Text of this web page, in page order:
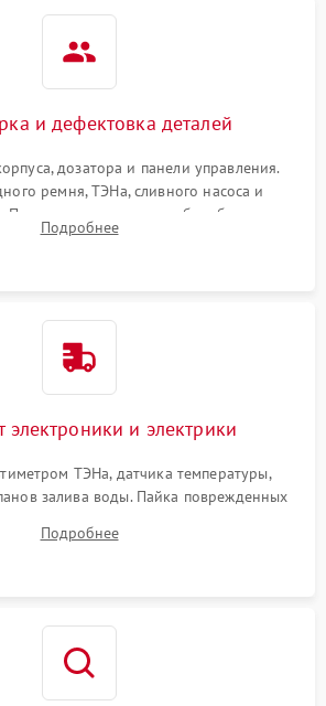
и дефектовка деталей
дозатора и панели управления.
ремня, ТЭНа, сливного насоса и
Проверка подшипников барабана и
износ, а манжеты люка на разрывы.
Подробнее
электроники и электрики
ТЭНа, датчика температуры,
залива воды. Пайка поврежденных
целостности проводки и контактов.
Подробнее